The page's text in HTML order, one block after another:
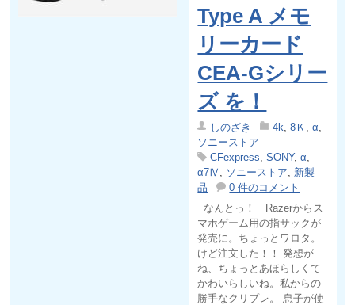
Type A メモ
リーカード
CEA-Gシリー
ズ を！
しのざき 4k ,8Ｋ ,α
ソニーストア
CFexpress ,SONY,α
α7Ⅳ
ソニーストア
新製
品
0 件のコメント
なんとっ！ Razerからス
マホゲーム用の指サックが
発売に。ちょっとワロタ。
けど注文した！！ 発想が
ね、ちょっとあほらしくて
かわいらしいね。私からの
勝手なクリプレ。 息子が使